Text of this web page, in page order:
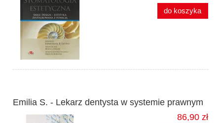
do koszyka
Emilia S. - Lekarz dentysta w systemie prawnym
86,90 zł